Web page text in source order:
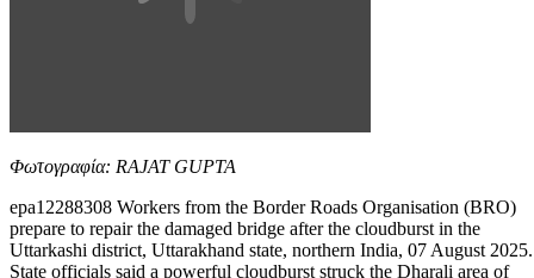
Φωτογραφία: RAJAT GUPTA
epa12288308 Workers from the Border Roads Organisation (BRO)
prepare to repair the damaged bridge after the cloudburst in the
Uttarkashi district, Uttarakhand state, northern India, 07 August 2025.
State officials said a powerful cloudburst struck the Dharali area of